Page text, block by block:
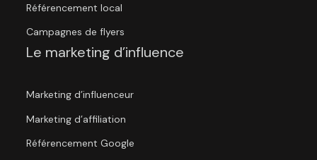
Référencement local
Campagnes de flyers
Le marketing d’influence
Marketing d’influenceur
Marketing d’affiliation
Référencement Google